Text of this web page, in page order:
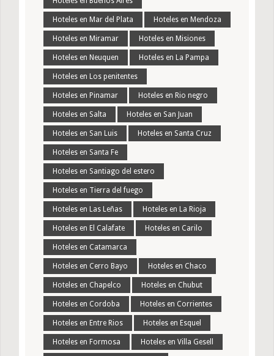
Hoteles en Mar del Plata Hoteles en Mendoza
Hoteles en Miramar Hoteles en Misiones
Hoteles en Neuquen Hoteles en La Pampa
Hoteles en Los penitentes
Hoteles en Pinamar Hoteles en Rio negro
Hoteles en Salta Hoteles en San Juan
Hoteles en San Luis Hoteles en Santa Cruz
Hoteles en Santa Fe
Hoteles en Santiago del estero
Hoteles en Tierra del fuego
Hoteles en Las Leñas Hoteles en La Rioja
Hoteles en El Calafate Hoteles en Carilo
Hoteles en Catamarca
Hoteles en Cerro Bayo Hoteles en Chaco
Hoteles en Chapelco Hoteles en Chubut
Hoteles en Cordoba Hoteles en Corrientes
Hoteles en Entre Rios Hoteles en Esquel
Hoteles en Formosa Hoteles en Villa Gesell